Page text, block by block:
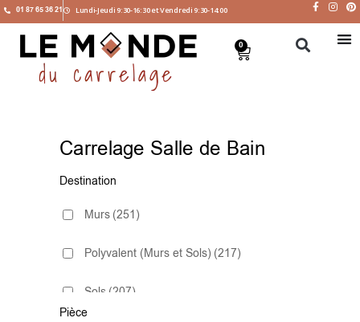
01 87 65 36 21 Lundi-Jeudi 9:30-16:30 et Vendredi 9:30-14:00
0
Carrelage Salle de Bain
Destination
Murs (251)
Polyvalent (Murs et Sols) (217)
Sols (207)
Pièce